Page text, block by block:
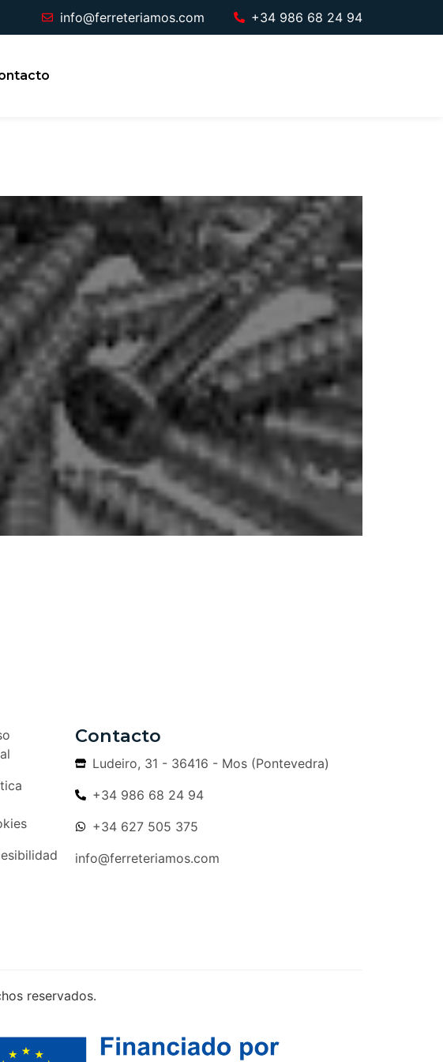
info@ferreteriamos.com +34 986 68 24 94
Contacto
Ludeiro, 31 - 36416 - Mos (Pontevedra)
+34 986 68 24 94
+34 627 505 375
info@ferreteriamos.com
reservados.